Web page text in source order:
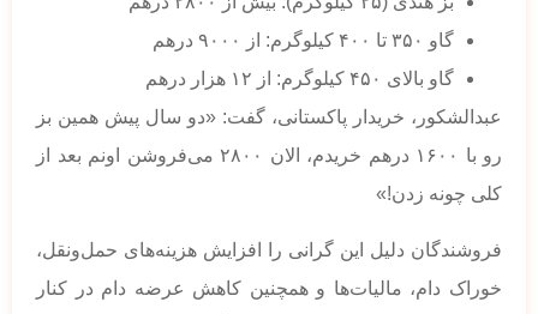
گاو ۳۵۰ تا ۴۰۰ کیلوگرم: از ۹۰۰۰ درهم
گاو بالای ۴۵۰ کیلوگرم: از ۱۲ هزار درهم
عبدالشکور، خریدار پاکستانی، گفت: «دو سال پیش همین بز
رو با ۱۶۰۰ درهم خریدم، الان ۲۸۰۰ می‌فروشن اونم بعد از
کلی چونه زدن!»
فروشندگان دلیل این گرانی را افزایش هزینه‌های حمل‌ونقل،
خوراک دام، مالیات‌ها و همچنین کاهش عرضه دام در کنار